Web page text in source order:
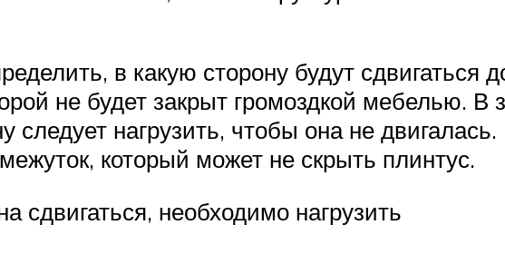
в какую сторону будут сдвигаться
не будет закрыт громоздкой мебелью. В
нагрузить, чтобы она не
который может не скрыть плинтус.
необходимо нагрузить